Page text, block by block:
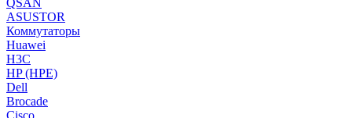
QSAN
ASUSTOR
Коммутаторы
Huawei
H3C
HP (HPE)
Dell
Brocade
Cisco